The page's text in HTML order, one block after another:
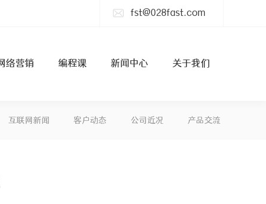
fst@028fast.com
络营销 编程课 新闻中心 关于我们
互联网新闻 客户动态 公司近况 产品交流